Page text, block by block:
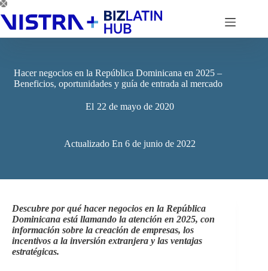
Saltar
al
contenido
Hacer negocios en la República Dominicana en 2025 –
Beneficios, oportunidades y guía de entrada al mercado
El 22 de mayo de 2020
Actualizado En 6 de junio de 2022
Descubre por qué hacer negocios en la República
Dominicana está llamando la atención en 2025, con
información sobre la creación de empresas, los
incentivos a la inversión extranjera y las ventajas
estratégicas.